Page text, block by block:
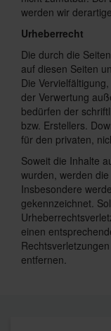
werden wir
Urheberrecht
Die durch die
auf diesen Seiten
Die
der Verwertung
bedürfen der
bzw. Erstellers.
für den privaten,
Soweit die Inhalte
wurden, werden
Insbesondere
gekennzeichnet.
einen
entfernen.